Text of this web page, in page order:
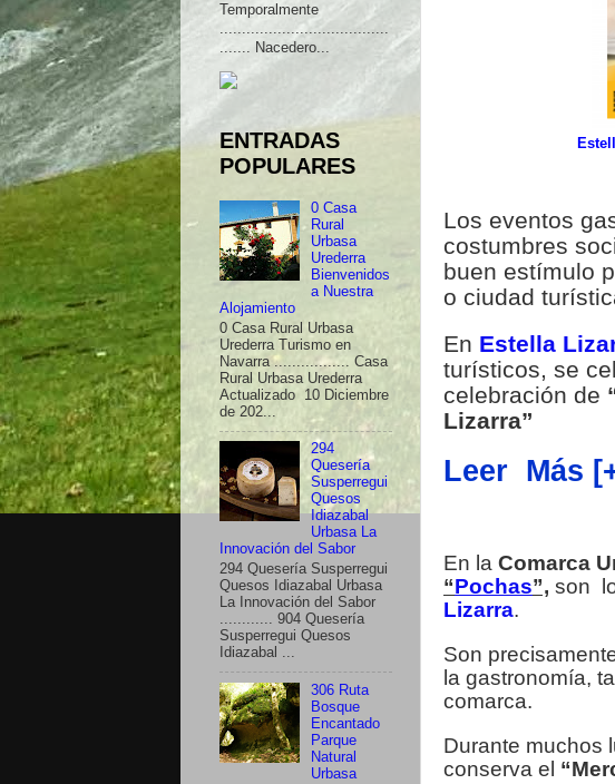
Los eventos
costumbres
buen estímulo
o ciudad
En Estella
turísticos, se
celebración de
Lizarra”
Leer Más
En la Comarca
“Pochas”, son
Lizarra.
Son
la gastronomía,
comarca.
Durante muchos
conserva el
Temporalmente
......................................
....... Nacedero...
ENTRADAS
POPULARES
0 Casa
Rural
Urbasa
Urederra
Bienvenidos
a Nuestra
Alojamiento
0 Casa Rural Urbasa
Urederra Turismo en
Navarra ................. Casa
Rural Urbasa Urederra
Actualizado 10 Diciembre
de 202...
294
Quesería
Susperregui
Quesos
Idiazabal
Urbasa La
Innovación del Sabor
294 Quesería Susperregui
Quesos Idiazabal Urbasa
La Innovación del Sabor
............ 904 Quesería
Susperregui Quesos
Idiazabal ...
306 Ruta
Bosque
Encantado
Parque
Natural
Urbasa